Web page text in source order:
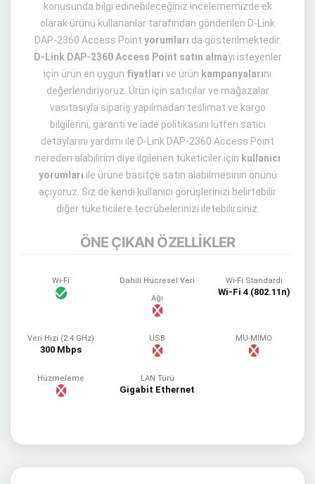
konusunda bilgi edinebileceğiniz incelememizde ek
olarak ürünü kullananlar tarafından gönderilen D-Link
DAP-2360 Access Point yorumları da gösterilmektedir.
D-Link DAP-2360 Access Point satın almayı isteyenler
için ürün en uygun fiyatları ve ürün kampanyalarını
değerlendiriyoruz. Ürün için satıcılar ve mağazalar
vasıtasıyla sipariş yapılmadan teslimat ve kargo
bilgilerini, garanti ve iade politikasını lütfen satıcı
detaylarını yardımı ile D-Link DAP-2360 Access Point
nereden alabilirim diye ilgilenen tüketiciler için kullanıcı
yorumları ile ürüne basitçe satın alabilmesinin önünü
açıyoruz. Siz de kendi kullanıcı görüşlerinizi belirtebilir
diğer tüketicilere tecrübelerinizi iletebilirsiniz.
ÖNE ÇIKAN ÖZELLİKLER
Wi-Fi
Dahili Hücresel Veri
Ağı
Wi-Fi Standardı
Wi-Fi 4 (802.11n)
Veri Hızı (2.4 GHz)
300 Mbps
USB MU-MIMO
Hüzmeleme LAN Türü
Gigabit Ethernet